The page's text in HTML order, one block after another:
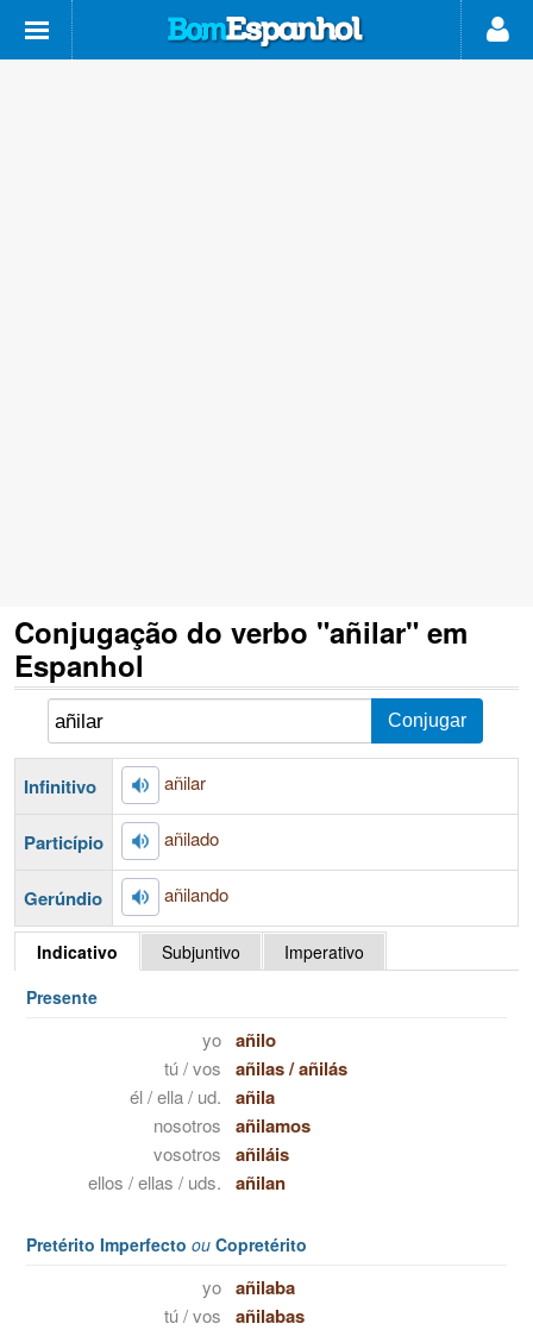
Conjugação do verbo "añilar" em
Espanhol
Infinitivo añilar
Particípio añilado
Gerúndio añilando
Indicativo Subjuntivo
Imperativo
Presente
yo añilo
tú / vos añilas/añilás
él / ella / ud. añila
nosotros añilamos
vosotros añiláis
ellos / ellas / uds. añilan
Pretérito Imperfecto ou Copretérito
yo añilaba
tú / vos añilabas